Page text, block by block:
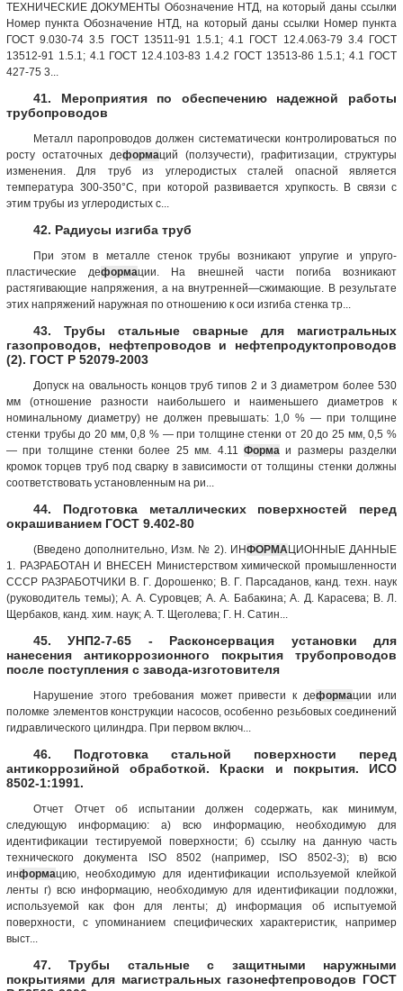
ТЕХНИЧЕСКИЕ ДОКУМЕНТЫ Обозначение НТД, на который даны ссылки
Номер пункта Обозначение НТД, на который даны ссылки Номер пункта
ГОСТ 9.030-74 3.5 ГОСТ 13511-91 1.5.1; 4.1 ГОСТ 12.4.063-79 3.4 ГОСТ
13512-91 1.5.1; 4.1 ГОСТ 12.4.103-83 1.4.2 ГОСТ 13513-86 1.5.1; 4.1 ГОСТ
427-75 3...
41. Мероприятия по обеспечению надежной работы
трубопроводов
Металл паропроводов должен систематически контролироваться по
росту остаточных деформаций (ползучести), графитизации, структуры
изменения. Для труб из углеродистых сталей опасной является
температура 300-350°С, при которой развивается хрупкость. В связи с
этим трубы из углеродистых с...
42. Радиусы изгиба труб
При этом в металле стенок трубы возникают упругие и упруго-
пластические деформации. На внешней части погиба возникают
растягивающие напряжения, а на внутренней—сжимающие. В результате
этих напряжений наружная по отношению к оси изгиба стенка тр...
43. Трубы стальные сварные для магистральных
газопроводов, нефтепроводов и нефтепродуктопроводов
(2). ГОСТ Р 52079-2003
Допуск на овальность концов труб типов 2 и 3 диаметром более 530
мм (отношение разности наибольшего и наименьшего диаметров к
номинальному диаметру) не должен превышать: 1,0 % — при толщине
стенки трубы до 20 мм, 0,8 % — при толщине стенки от 20 до 25 мм, 0,5 %
— при толщине стенки более 25 мм. 4.11 Форма и размеры разделки
кромок торцев труб под сварку в зависимости от толщины стенки должны
соответствовать установленным на ри...
44. Подготовка металлических поверхностей перед
окрашиванием ГОСТ 9.402-80
(Введено дополнительно, Изм. № 2). ИНФОРМАЦИОННЫЕ ДАННЫЕ
1. РАЗРАБОТАН И ВНЕСЕН Министерством химической промышленности
СССР РАЗРАБОТЧИКИ В. Г. Дорошенко; В. Г. Парсаданов, канд. техн. наук
(руководитель темы); А. А. Суровцев; А. А. Бабакина; А. Д. Карасева; В. Л.
Щербаков, канд. хим. наук; А. Т. Щеголева; Г. Н. Сатин...
45. УНП2-7-65 - Расконсервация установки для
нанесения антикоррозионного покрытия трубопроводов
после поступления с завода-изготовителя
Нарушение этого требования может привести к деформации или
поломке элементов конструкции насосов, особенно резьбовых соединений
гидравлического цилиндра. При первом включ...
46. Подготовка стальной поверхности перед
антикоррозийной обработкой. Краски и покрытия. ИСО
8502-1:1991.
Отчет Отчет об испытании должен содержать, как минимум,
следующую информацию: а) всю информацию, необходимую для
идентификации тестируемой поверхности; б) ссылку на данную часть
технического документа ISO 8502 (например, ISO 8502-3); в) всю
информацию, необходимую для идентификации используемой клейкой
ленты г) всю информацию, необходимую для идентификации подложки,
используемой как фон для ленты; д) информация об испытуемой
поверхности, с упоминанием специфических характеристик, например
выст...
47. Трубы стальные с защитными наружными
покрытиями для магистральных газонефтепроводов ГОСТ